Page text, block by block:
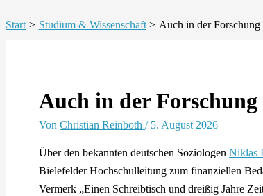
Start Studium & Wissenschaft Auch in der
Auch in der
Von Christian Reinboth / 5. August 2026
Über den bekannten deutschen Soziologen Niklas
Bielefelder Hochschulleitung zum finanziellen
Vermerk „Einen Schreibtisch und dreißig Jahre